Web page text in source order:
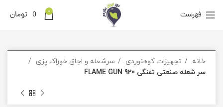
فهرست 0
0 تومان
خانه تجهیزات کوهنوردی
سرشعله و اجاق خوراک پزی
سر شعله صنعتی تفنگی FLAME GUN 920